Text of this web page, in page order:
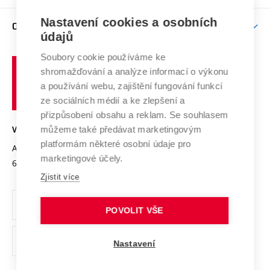
E-přihláška
Závěrečné práce
Doktorské studium
Studium bez bariér
Podpora podnikání
Mezinárodní vědecká rada
Systém zajišťování kvality výzkumu
Výzkumné infrastruktury
Transfer znalostí
Open Science
Projekty
Projekty ze strukturálních fondů
Specifický výzkum
Firemní spolupráce
Zahraniční spolupráce
Spolupráce se školami
Mezinárodní dohody
Univerzitní sítě
O UNIVERZITĚ
Profil univerzity
Udržitelná univerzita
Podnikavá univerzita / ContriBUTe
Bezpečná univerzita
Vyznamenání
Organizační struktura
Ochrana osobních údajů
odkaz)
učení
technické
Brně
VYSOKÉ UČENÍ TECHNICKÉ V BRNĚ
Antonínská 548/1
602 00 Brno
www.vut.cz
vut@vutbr.cz
Nastavení cookies a osobních
údajů
Soubory cookie používáme ke
shromažďování a analýze informací o výkonu
a používání webu, zajištění fungování funkcí
ze sociálních médií a ke zlepšení a
přizpůsobení obsahu a reklam. Se souhlasem
můžeme také předávat marketingovým
platformám některé osobní údaje pro
marketingové účely.
Zjistit více
POVOLIT VŠE
Nastavení